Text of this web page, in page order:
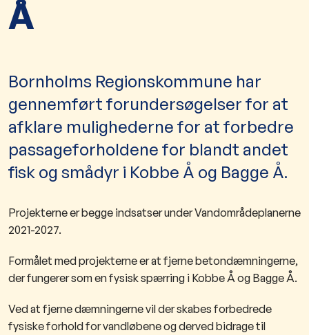
Å
Bornholms Regionskommune har
gennemført forundersøgelser for at
afklare mulighederne for at forbedre
passageforholdene for blandt andet
fisk og smådyr i Kobbe Å og Bagge Å.
Projekterne er begge indsatser under Vandområdeplanerne
2021-2027.
Formålet med projekterne er at fjerne betondæmningerne,
der fungerer som en fysisk spærring i Kobbe Å og Bagge Å.
Ved at fjerne dæmningerne vil der skabes forbedrede
fysiske forhold for vandløbene og derved bidrage til